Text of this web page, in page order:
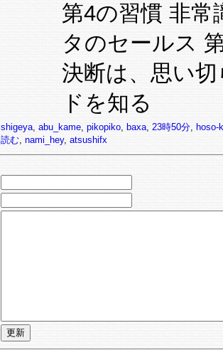
第4の習慣 非常
タのセールス
決断は、思い
ドを知る
shigeya, abu_kame, pikopiko, baxa, 23時50分, hoso-
読む, nami_hey, atsushifx